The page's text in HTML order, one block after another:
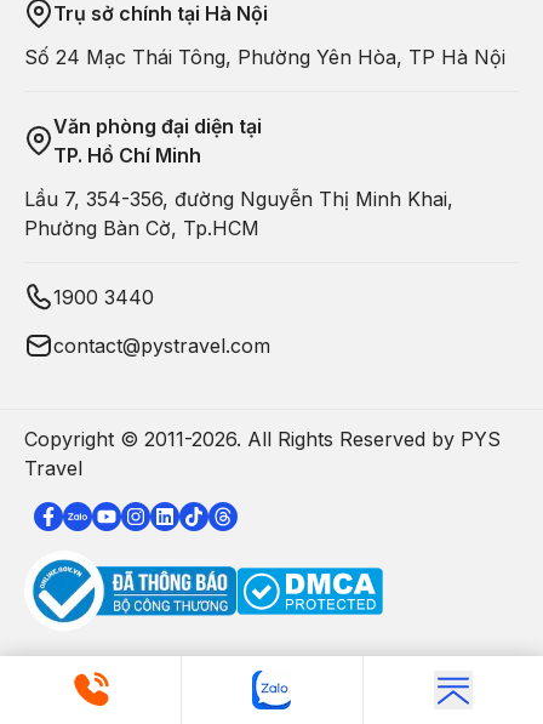
Trụ sở chính tại Hà Nội
Số 24 Mạc Thái Tông, Phường Yên Hòa, TP Hà Nội
Văn phòng đại diện tại
TP. Hồ Chí Minh
Lầu 7, 354-356, đường Nguyễn Thị Minh Khai,
Phường Bàn Cờ, Tp.HCM
1900 3440
contact@pystravel.com
Copyright © 2011-2026. All Rights Reserved by PYS
Travel